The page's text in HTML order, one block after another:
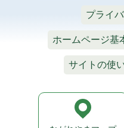
プライ
ホームページ基
サイトの使